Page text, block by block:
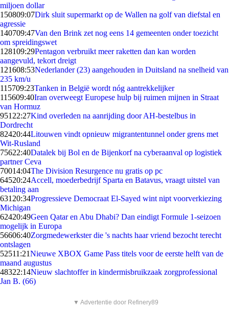
miljoen dollar
150809:07Dirk sluit supermarkt op de Wallen na golf van diefstal en
agressie
140709:47Van den Brink zet nog eens 14 gemeenten onder toezicht
om spreidingswet
128109:29Pentagon verbruikt meer raketten dan kan worden
aangevuld, tekort dreigt
121608:53Nederlander (23) aangehouden in Duitsland na snelheid van
235 km/u
115709:23Tanken in België wordt nóg aantrekkelijker
115609:40Iran overweegt Europese hulp bij ruimen mijnen in Straat
van Hormuz
951 22:27Kind overleden na aanrijding door AH-bestelbus in
Dordrecht
82420:44Litouwen vindt opnieuw migrantentunnel onder grens met
Wit-Rusland
75622:40Datalek bij Bol en de Bijenkorf na cyberaanval op logistiek
partner Ceva
70014:04The Division Resurgence nu gratis op pc
64520:24Accell, moederbedrijf Sparta en Batavus, vraagt uitstel van
betaling aan
631 20:34Progressieve Democraat El-Sayed wint nipt voorverkiezing
Michigan
62420:49Geen Qatar en Abu Dhabi? Dan eindigt Formule 1-seizoen
mogelijk in Europa
56606:40Zorgmedewerkster die 's nachts haar vriend bezocht terecht
ontslagen
52511:21Nieuwe XBOX Game Pass titels voor de eerste helft van de
maand augustus
48322:14Nieuw slachtoffer in kindermisbruikzaak zorgprofessional
Jan B. (66)
▼ Advertentie door Refinery89